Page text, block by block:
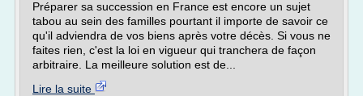
Préparer sa succession en France est encore un sujet
tabou au sein des familles pourtant il importe de savoir ce
qu'il adviendra de vos biens après votre décès. Si vous ne
faites rien, c'est la loi en vigueur qui tranchera de façon
arbitraire. La meilleure solution est de...
Lire la suite